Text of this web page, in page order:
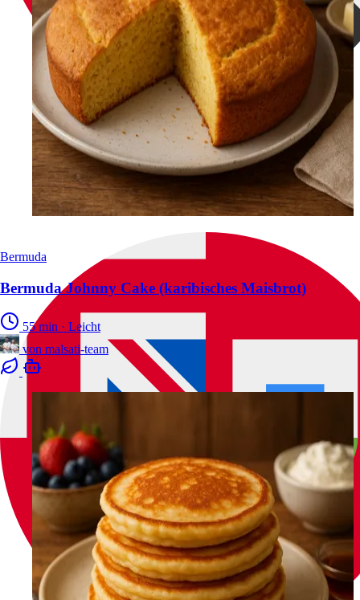
Bermuda
Bermuda Johnny Cake (karibisches Maisbrot)
55 min · Leicht
von malsati-team